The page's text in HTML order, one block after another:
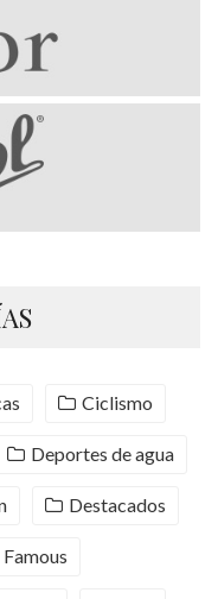
Ciclismo
Deportes de agua
Destacados
Famous